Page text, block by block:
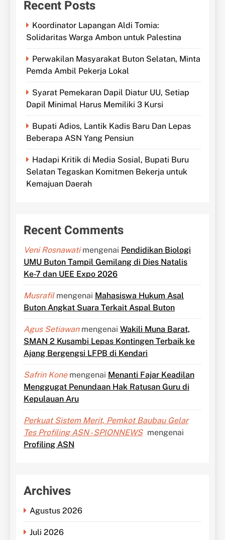
Recent Posts
Koordinator Lapangan Aldi Tomia:
Solidaritas Warga Ambon untuk Palestina
Perwakilan Masyarakat Buton Selatan, Minta
Pemda Ambil Pekerja Lokal
Syarat Pemekaran Dapil Diatur UU, Setiap
Dapil Minimal Harus Memiliki 3 Kursi
Bupati Adios, Lantik Kadis Baru Dan Lepas
Beberapa ASN Yang Pensiun
Hadapi Kritik di Media Sosial, Bupati Buru
Selatan Tegaskan Komitmen Bekerja untuk
Kemajuan Daerah
Recent Comments
Veni Rosnawatimengenai Pendidikan Biologi
UMU Buton Tampil Gemilang di Dies Natalis
Ke-7 dan UEE Expo 2026
Musrafilmengenai Mahasiswa Hukum Asal
Buton Angkat Suara Terkait Aspal Buton
Agus Setiawanmengenai Wakili Muna Barat,
SMAN 2 Kusambi Lepas Kontingen Terbaik ke
Ajang Bergengsi LFPB di Kendari
Safrin Konemengenai Menanti Fajar Keadilan
Menggugat Penundaan Hak Ratusan Guru di
Kepulauan Aru
Perkuat Sistem Merit, Pemkot Baubau Gelar
Tes Profiling ASN - SPIONNEWS mengenai
Profiling ASN
Archives
Agustus 2026
Juli 2026